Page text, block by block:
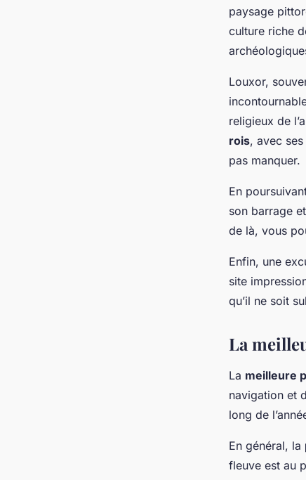
paysage
culture riche
Louxor,
religieux de
rois, avec
pas manquer.
En
son barrage
de là, vous
Enfin, une
site
qu’il ne soit
La
La meilleure
navigation et
long de
En général, la
fleuve est au